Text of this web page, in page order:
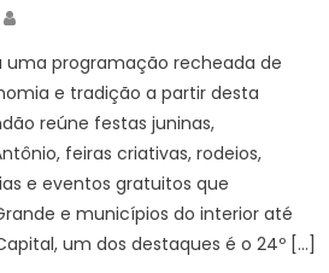
uma programação recheada de
e tradição a partir desta
reúne festas juninas,
feiras criativas, rodeios,
e eventos gratuitos que
e municípios do interior até
um dos destaques é o 24º […]